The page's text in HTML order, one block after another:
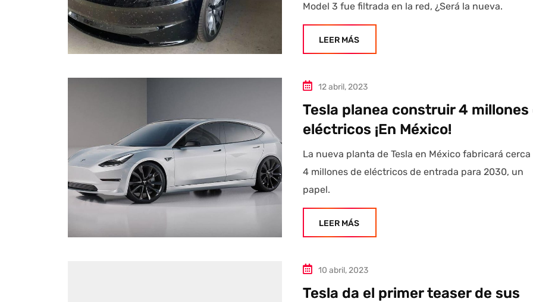
Model 3 fue filtrada en la red, ¿Será la nueva.
LEER MÁS
12 abril, 2023
Tesla planea construir 4 millones
eléctricos ¡En México!
La nueva planta de Tesla en México fabricará cerca
4 millones de eléctricos de entrada para 2030, un
papel.
LEER MÁS
10 abril, 2023
Tesla da el primer teaser de sus